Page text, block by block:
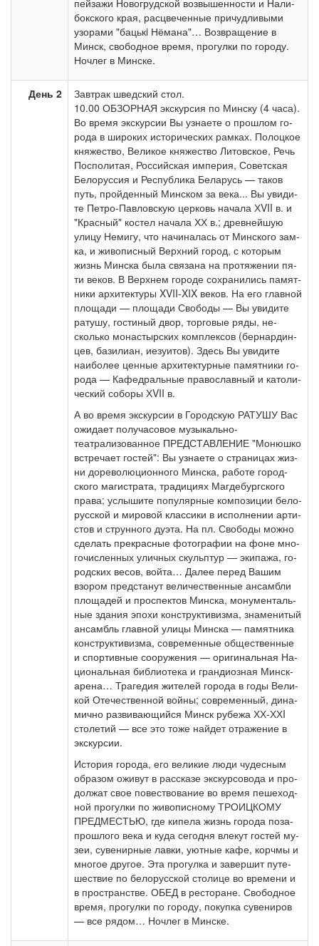
пей­за­жи Но­во­груд­ской воз­вы­шен­но­сти и На­ли­
бок­ско­го края, рас­цве­чен­ные при­чуд­ли­вы­ми
узо­ра­ми "ба­цькi Нё­ма­на"… Воз­вра­ще­ние в
Минск, свободное вре­мя, про­гул­ки по го­ро­ду.
Ноч­лег в Мин­ске.
День 2
Завтрак швед­ский стол.
10.00 ОБЗОРНАЯ экскурсия по Мин­ску (4 ча­са).
Во вре­мя экс­кур­сии Вы узна­е­те о про­шлом го­
ро­да в ши­ро­ких ис­то­ри­че­ских рам­ках. По­лоц­кое
кня­же­ство, Ве­ли­кое кня­же­ство Ли­тов­ское, Речь
Поспо­ли­тая, Рос­сий­ская им­пе­рия, Со­вет­ская
Бе­ло­рус­сия и Рес­пуб­ли­ка Бе­ла­русь — та­ков
путь, прой­ден­ный Мин­ском за ве­ка... Вы уви­ди­
те Петро-Павловскую цер­ковь на­ча­ла ХVII в. и
"Крас­ный" ко­стел на­ча­ла ХХ в.; древ­ней­шую
ули­цу Не­ми­гу, что на­чи­на­лась от Мин­ско­го зам­
ка, и жи­во­пис­ный Верх­ний го­род, с ко­то­рым
жизнь Мин­ска бы­ла свя­за­на на про­тя­же­нии пя­
ти ве­ков. В Верх­нем го­ро­де со­хра­ни­лись па­мят­
ни­ки ар­хи­тек­ту­ры XVII-XIX ве­ков. На его глав­ной
пло­ща­ди — пло­ща­ди Сво­бо­ды — Вы уви­ди­те
ра­ту­шу, го­сти­ный двор, тор­го­вые ря­ды, не­
сколь­ко мо­на­стыр­ских ком­плек­сов (бер­нар­дин­
цев, ба­зи­ли­ан, иезуи­тов). Здесь Вы уви­ди­те
наи­бо­лее цен­ные ар­хи­тек­тур­ные па­мят­ни­ки го­
ро­да — Ка­фед­раль­ные пра­во­слав­ный и ка­то­ли­
че­ский со­бо­ры ХVII в.
А во вре­мя экс­кур­сии в Городскую РАТУШУ Вас
ожи­да­ет по­лу­ча­со­вое музыкально-
театрализованное ПРЕДСТАВЛЕНИЕ "Мо­нюш­ко
встре­ча­ет го­стей": Вы узна­е­те о стра­ни­цах жиз­
ни до­ре­во­лю­ци­он­но­го Мин­ска, ра­бо­те го­род­
ско­го ма­ги­стра­та, тра­ди­ци­ях Маг­де­бург­ско­го
пра­ва; услы­ши­те по­пу­ляр­ные ком­по­зи­ции бе­ло­
рус­ской и ми­ро­вой клас­си­ки в ис­пол­не­нии ар­ти­
стов и струн­но­го ду­э­та. На пл. Сво­бо­ды мож­но
сде­лать пре­крас­ные фо­то­гра­фии на фо­не мно­
го­чис­лен­ных улич­ных скульп­тур — эки­па­жа, го­
род­ских ве­сов, вой­та… Да­лее пе­ред Ва­шим
взо­ром пред­ста­нут величественные ан­сам­бли
пло­ща­дей и про­спек­тов Мин­ска, мо­ну­мен­таль­
ные зда­ния эпо­хи кон­ст­рук­ти­виз­ма, зна­ме­ни­тый
ан­самбль глав­ной ули­цы Мин­ска — па­мят­ни­ка
кон­ст­рук­ти­виз­ма, со­вре­мен­ные об­ще­ствен­ные
и спор­тив­ные со­ору­же­ния — ори­ги­наль­ная На­
ци­о­наль­ная биб­лио­те­ка и гран­ди­оз­ная Минск-
арена… Трагедия жи­те­лей го­ро­да в го­ды Ве­ли­
кой Оте­че­ствен­ной вой­ны; со­вре­мен­ный, ди­на­
мич­но раз­ви­ваю­щий­ся Минск ру­бе­жа ХХ-ХХI
сто­ле­тий — все это то­же най­дет от­ра­же­ние в
экс­кур­сии.
История го­ро­да, его ве­ли­кие лю­ди чу­дес­ным
об­ра­зом ожи­вут в рас­ска­зе экс­кур­со­во­да и про­
дол­жат свое по­вест­во­ва­ние во вре­мя пе­ше­ход­
ной про­гул­ки по жи­во­пис­но­му ТРО­ИЦКО­МУ
ПРЕД­МЕСТЬЮ, где ки­пе­ла жизнь го­ро­да по­за­
про­шло­го ве­ка и ку­да се­год­ня вле­кут го­стей му­
зеи, су­ве­нир­ные лав­ки, уют­ные ка­фе, корч­мы и
мно­гое дру­гое. Эта про­гул­ка и за­вер­шит пу­те­
ше­ствие по бе­ло­рус­ской сто­ли­це во вре­ме­ни и
в про­стран­стве. ОБЕД в ре­сто­ра­не. Сво­бод­ное
вре­мя, про­гул­ки по го­ро­ду, по­куп­ка су­ве­ни­ров
— все ря­дом… Ноч­лег в Мин­ске.